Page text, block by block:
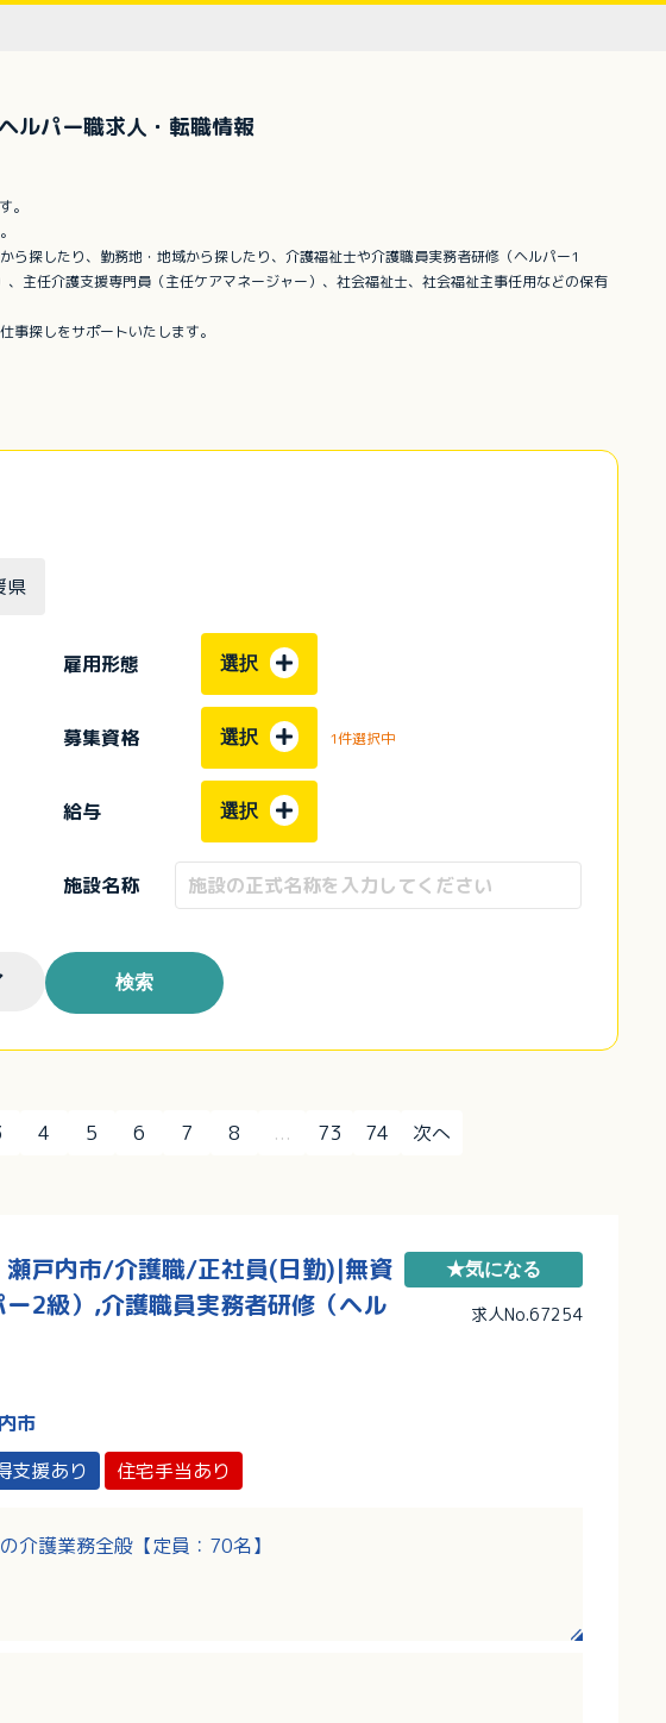
ルパー職求人・転職情報
。
探したり、勤務地・地域から探したり、介護福祉士や介護職員実務者研修（ヘルパー1
主任介護支援専門員（主任ケアマネージャー）、社会福祉士、社会福祉主事任用などの保有
事探しをサポートいたします。
県
雇用形態 選択
募集資格 選択 1件選択中
給与 選択
施設名称
検索
4 5 6 7 8 ... 73 74 次へ
瀬戸内市/介護職/正社員(日勤)|無資
2級）,介護職員実務者研修（ヘル
市
支援あり 住宅手当あり
★気になる
求人No.67254
介護業務全般【定員：70名】